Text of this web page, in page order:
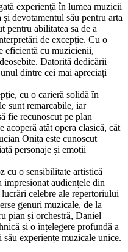
experiență în lumea muzicii
devotamentul său pentru arta
pentru abilitatea sa de a
de excepție. Cu o
eficientă cu muzicienii,
Datorită dedicării
dintre cei mai apreciați
cu o carieră solidă în
sunt remarcabile, iar
fie recunoscut pe plan
atât opera clasică, cât
Onița este cunoscut
personaje și emoții
cu o sensibilitate artistică
audiențele din
celebre ale repertoriului
genuri muzicale, de la
pian și orchestră, Daniel
și o înțelegere profundă a
experiențe muzicale unice.